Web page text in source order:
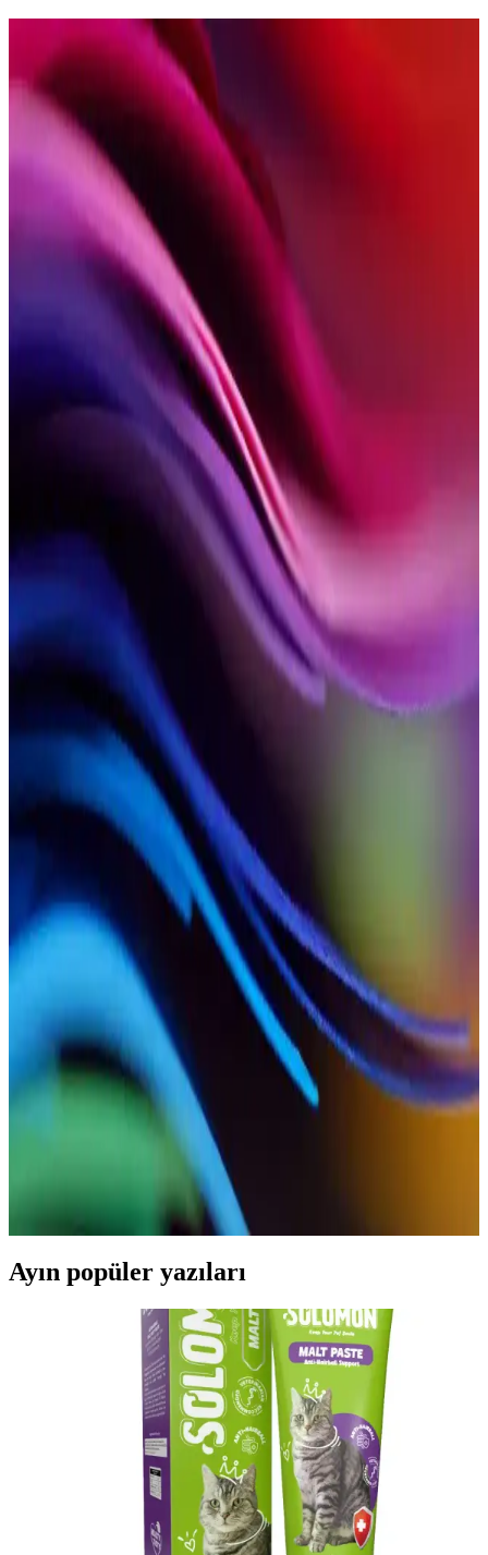
2025'te Konya Usulü Etli Ekmek: Evde Lezzetin
Sırlarını Keşfedin
Konya'nın geleneksel etli ekmek tarifini 2025 güncel yöntemlerle
öğrenin. Evde pratik yapım için hemen keşfedin! Hemen deneyin!
Konya Usulü Etli Ekmek Tarifi ve Geleneksel
Lezzetin Sırları
Konya usulü etli ekmek, geleneksel tarifleri ve yapım aşamalarıyla
evde hazırlamanızı sağlar. İnce hamur ve zengin et iç harcıyla
Anadolu'nun sıcaklığını hissettirir.
Konya'da Paket Servis Sunan Restoranlar: Lezzet
ve Güvenilirlik Rehberi
Konya'da paket servis hizmeti sunan restoranlar, geleneksel ve
modern mutfaklarıyla hızlı ve güvenilir teslimat avantajlarıyla öne
çıkıyor. Zengin menüler ve kullanıcı yorumlarıyla en iyi seçenekleri
Sivas Etli Ekmek: Geleneksel Lezzet ve Yapım
Teknikleriyle Otantik Tat Deneyimi
Sivas etli ekmek, geleneksel yapım teknikleri ve malzemeleriyle
özgün bir Türk mutfağı lezzetidir. Taş fırında pişirilerek çıtır hamur
ve aromatik et birleşimi sunar.
Kastamonu Etli Ekmek: Geleneksel Odun Fırınıyla
Pişirilmiş Lezzetli Bir Türk Yemeği
Kastamonu etli ekmek, ince hamur ve bol kıymayla odun fırınında
pişirilen geleneksel Türk lezzetidir. Odun ateşinde pişirilmesiyle
özgün aroma ve çıtırlık kazanır, bölgesel kültürün önemli bir
Konya’nın İkonik Lezzeti Etli Ekmek: Tarihçe,
Mekanlar ve Tarifler
Konya’nın simgesi olan etli ekmek, geleneksel tarifler ve en iyi
mekanlar ile tanıtılıyor. Evde yapımı için püf noktaları ve detaylı
tarifler içerir.
Konya Etli Ekmek: Tarih, Yapım Teknikleri ve En
İyi Mekanlar Hakkında Bilgiler
Konya'nın geleneksel lezzeti etli ekmek, ince hamur ve taze
malzemelerle hazırlanır. Tarihi ve kültürel önemiyle şehirdeki en
sevilen yemeklerden biridir.
Konya Usulü Etli Ekmek Tarifi: Geleneksel ve
Pratik Lezzetli Tarif
Konya mutfağından geleneksel etli ekmek tarifi, ince hamur ve
kıymalı harç ile hazırlanan pratik ve lezzetli bir yemek. Evde
yapımıyla sofralarınıza otantik tatlar katın.
Ayın popüler yazıları